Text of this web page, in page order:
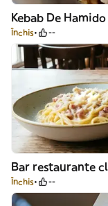
Kebab De Hamido
Închis --
Bar restaurante
Închis --